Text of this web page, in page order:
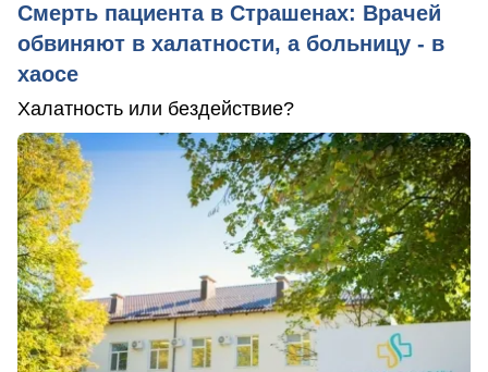
Смерть пациента в Страшенах: Врачей
обвиняют в халатности, а больницу - в
хаосе
Халатность или бездействие?